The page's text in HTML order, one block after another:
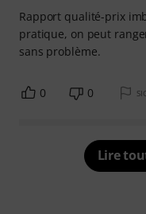
Rapport qualité-prix
pratique, on peut
sans problème.
0 0
Lire